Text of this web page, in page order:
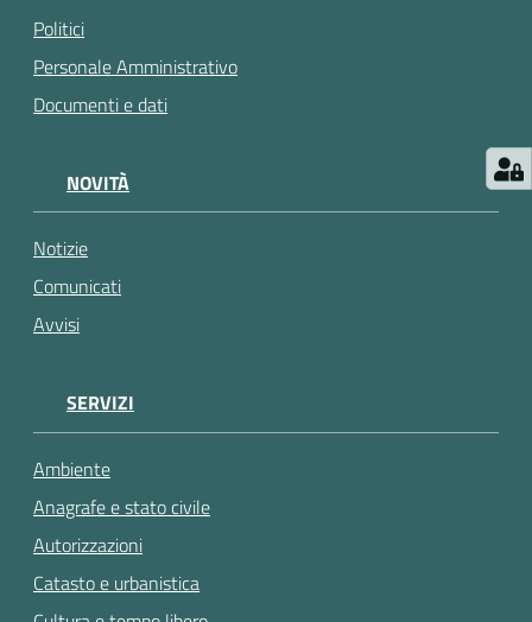
t
o
Tutti
gli
argomenti...
Politici
Personale Amministrativo
Documenti e dati
NOVITÀ
Notizie
Comunicati
Avvisi
SERVIZI
Ambiente
Anagrafe e stato civile
Autorizzazioni
Catasto e urbanistica